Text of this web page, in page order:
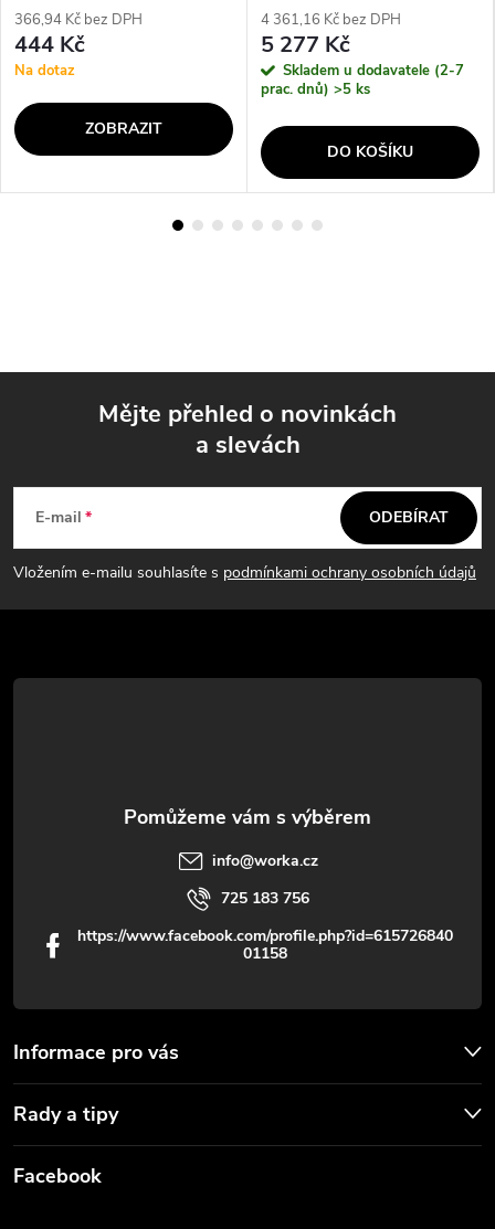
366,94 Kč bez DPH
444 Kč
Na dotaz
ZOBRAZIT
4 361,16 Kč bez DPH
5 277 Kč
Skladem u dodavatele (2-7
prac. dnů) >5 ks
DO KOŠÍKU
p
a
t
Mějte přehled o novinkách
a slevách
E-mail
Vložením e-mailu souhlasíte s podmínkami ochrany osobních údajů
ODEBÍRAT
Informace pro vás
Rady a tipy
info@worka.cz
725 183 756
https://www.facebook.com/profile.php?id=615726840
01158
Facebook